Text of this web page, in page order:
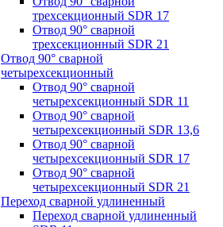
трехсекционный SDR 17
Отвод 90° сварной
трехсекционный SDR 21
Отвод 90° сварной
четырехсекционный
Отвод 90° сварной
четырехсекционный SDR 11
Отвод 90° сварной
четырехсекционный SDR 13,6
Отвод 90° сварной
четырехсекционный SDR 17
Отвод 90° сварной
четырехсекционный SDR 21
Переход сварной удлиненный
Переход сварной удлиненный